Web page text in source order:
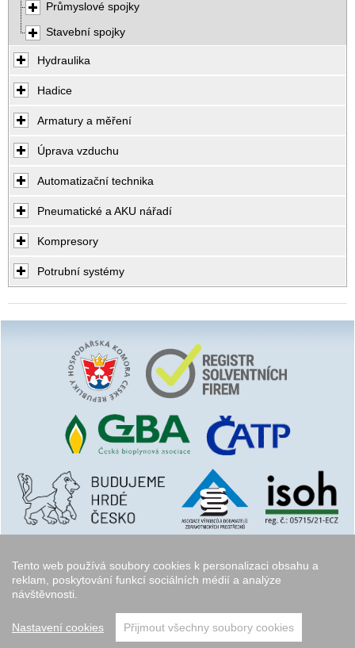
Tento web používá soubory cookies k personalizaci obsahu a
reklam, poskytování funkcí sociálních médií a analýze
návštěvnosti.
Nastavení cookies Přijmout všechny soubory cookies
Průmyslové spojky
Stavební spojky
Hydraulika
Hadice
Armatury a měření
Úprava vzduchu
Automatizační technika
Pneumatické a AKU nářadí
Kompresory
Potrubní systémy
přeskočit nahoru ↑